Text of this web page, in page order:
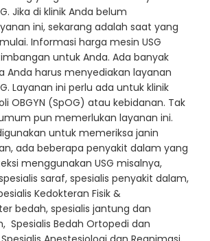
Jika di klinik Anda belum
ini, sekarang adalah saat yang
Informasi harga mesin USG
untuk Anda. Ada banyak
Anda harus menyediakan layanan
Layanan ini perlu ada untuk klinik
OBGYN (SpOG) atau kebidanan. Tak
pun memerlukan layanan ini.
untuk memeriksa janin
ada beberapa penyakit dalam yang
menggunakan USG misalnya,
saraf, spesialis penyakit dalam,
Kedokteran Fisik &
bedah, spesialis jantung dan
Spesialis Bedah Ortopedi dan